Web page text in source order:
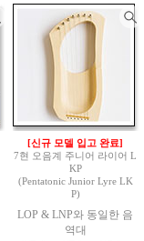
[신규 모델 입고 완료]
7현 오음계 주니어 라이어 L
KP
(Pentatonic Junior Lyre LK
P)
LOP & LNP와 동일한 음
역대